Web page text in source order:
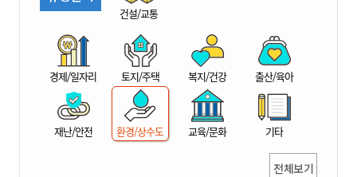
시
산
건설/교통
경제/일자리 토지/주택 복지/건강 출산/육아
재난/안전 환경/상수도 교육/문화 기타
전체보기